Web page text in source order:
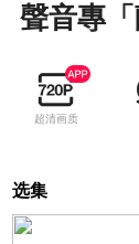
超清画质
选集